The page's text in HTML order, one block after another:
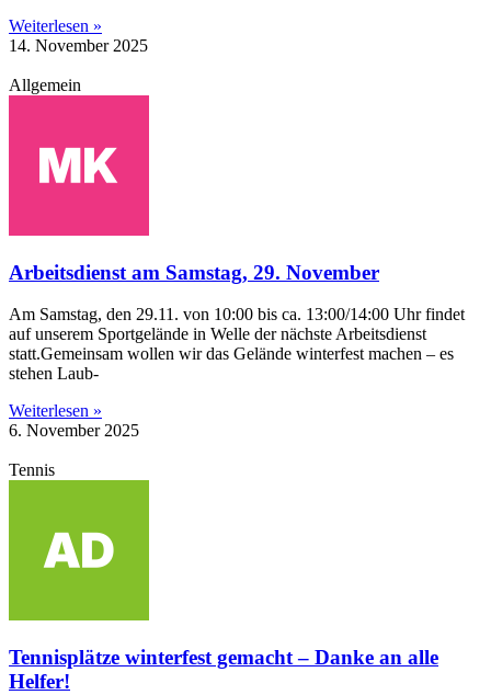
Weiterlesen »
14. November 2025
Allgemein
Arbeitsdienst am Samstag, 29. November
Am Samstag, den 29.11. von 10:00 bis ca. 13:00/14:00 Uhr findet
auf unserem Sportgelände in Welle der nächste Arbeitsdienst
statt.Gemeinsam wollen wir das Gelände winterfest machen – es
stehen Laub-
Weiterlesen »
6. November 2025
Tennis
Tennisplätze winterfest gemacht – Danke an alle
Helfer!